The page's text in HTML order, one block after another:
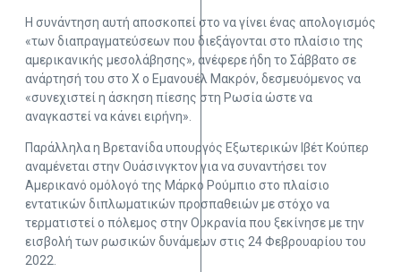
Η συνάντηση αυτή αποσκοπεί στο να γίνει ένας απολογισμός
«των διαπραγματεύσεων που διεξάγονται στο πλαίσιο της
αμερικανικής μεσολάβησης», ανέφερε ήδη το Σάββατο σε
ανάρτησή του στο X ο Εμανουέλ Μακρόν, δεσμευόμενος να
«συνεχιστεί η άσκηση πίεσης στη Ρωσία ώστε να
αναγκαστεί να κάνει ειρήνη».
Παράλληλα η Βρετανίδα υπουργός Εξωτερικών Ιβέτ Κούπερ
αναμένεται στην Ουάσινγκτον για να συναντήσει τον
Αμερικανό ομόλογό της Μάρκο Ρούμπιο στο πλαίσιο
εντατικών διπλωματικών προσπαθειών με στόχο να
τερματιστεί ο πόλεμος στην Ουκρανία που ξεκίνησε με την
εισβολή των ρωσικών δυνάμεων στις 24 Φεβρουαρίου του
2022.